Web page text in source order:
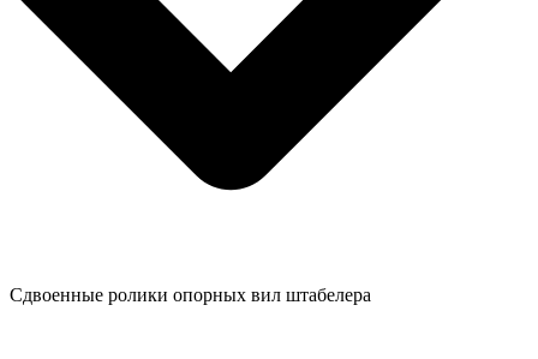
Сдвоенные ролики опорных вил штабелера